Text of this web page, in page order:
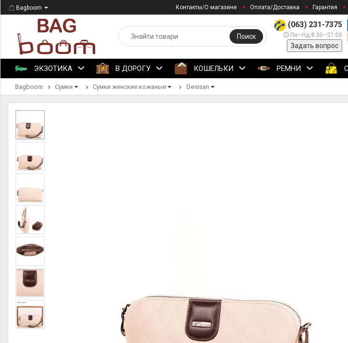
Bagboom Контакты/О магазине Оплата/Доставка Гарантия
(063) 231-7375
Пн—Нд 8:30—21:00
Задать вопрос
Поиск
ЭКЗОТИКА В ДОРОГУ КОШЕЛЬКИ РЕМНИ
Bagboom Сумки Сумки женские кожаные Desisan